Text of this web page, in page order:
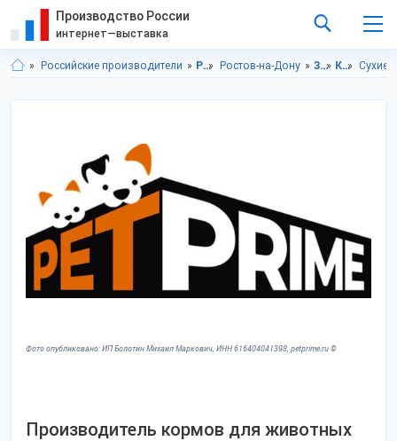
Производство России
интернет—выставка
Российские производители Ростовская область Ростов-на-Дону Зоотовары Корма для домашних питомцев Сухие
Фото опубликовано: ИП Болотин Михаил Маркович, ИНН 616404041398, petprime.ru ©
Производитель кормов для животных